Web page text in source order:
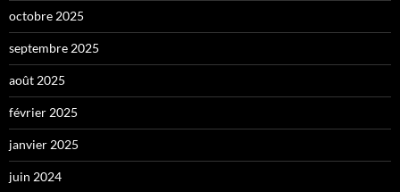
octobre 2025
septembre 2025
août 2025
février 2025
janvier 2025
juin 2024